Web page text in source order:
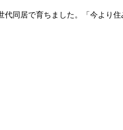
代同居で育ちました。「今より